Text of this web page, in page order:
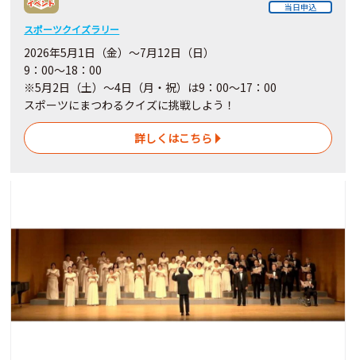
当日申込
スポーツクイズラリー
2026年5月1日（金）～7月12日（日）
9：00～18：00
※5月2日（土）～4日 （月・祝） は9：00～17：00
スポーツにまつわるクイズに挑戦しよう！
詳しくはこちら